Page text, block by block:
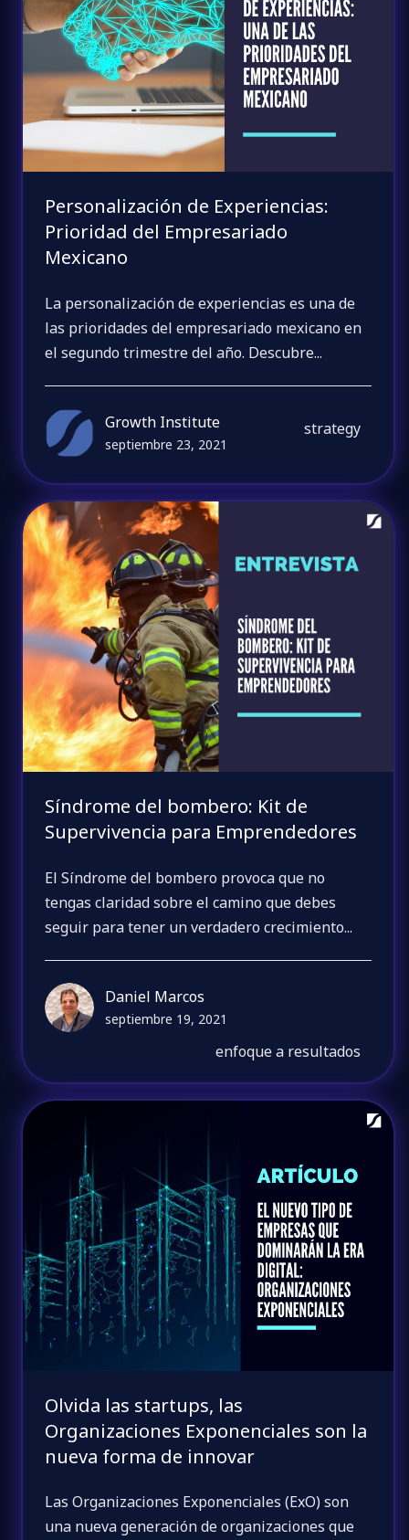
Personalización de Experiencias:
Prioridad del Empresariado
Mexicano
La personalización de experiencias es una de
las prioridades del empresariado mexicano en
el segundo trimestre del año. Descubre...
Growth Institute
septiembre 23, 2021
strategy
Síndrome del bombero: Kit de
Supervivencia para Emprendedores
El Síndrome del bombero provoca que no
tengas claridad sobre el camino que debes
seguir para tener un verdadero crecimiento...
Daniel Marcos
septiembre 19, 2021
enfoque a resultados
Olvida las startups, las
Organizaciones Exponenciales son la
nueva forma de innovar
Las Organizaciones Exponenciales (ExO) son
una nueva generación de organizaciones que